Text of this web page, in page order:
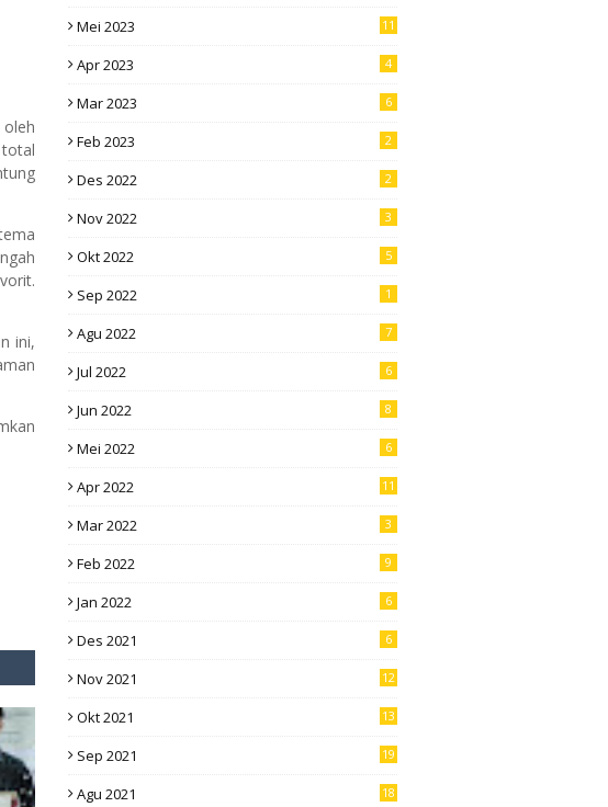
ini,
Mei 2023 11
Apr 2023 4
Mar 2023 6
Feb 2023 2
Des 2022 2
Nov 2022 3
Okt 2022 5
Sep 2022 1
Agu 2022 7
Jul 2022 6
Jun 2022 8
Mei 2022 6
Apr 2022 11
Mar 2022 3
Feb 2022 9
Jan 2022 6
Des 2021 6
Nov 2021 12
Okt 2021 13
Sep 2021 19
Agu 2021 18